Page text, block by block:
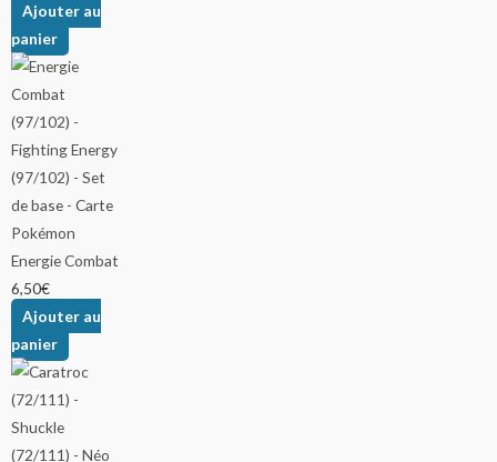
Ajouter au
panier
Energie Combat
6,50€
Ajouter au
panier